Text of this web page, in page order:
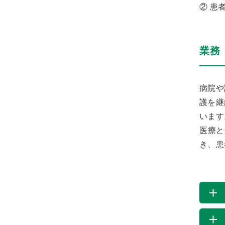
② 患者
業務
病院
護を
いま
医療
き、